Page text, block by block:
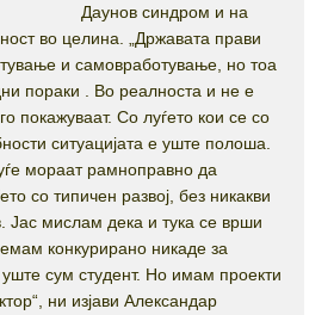
Даунов синдром и на
во целина. „Државата прави
и самовработување, но тоа
пораки . Во реалноста и не е
покажуваат. Со луѓето кои се со
ситуацијата е уште полоша.
мораат рамноправно да
со типичен развој, без никакви
Јас мислам дека и тука се врши
конкурирано никаде за
уште сум студент. Но имам проекти
ни изјави Александар